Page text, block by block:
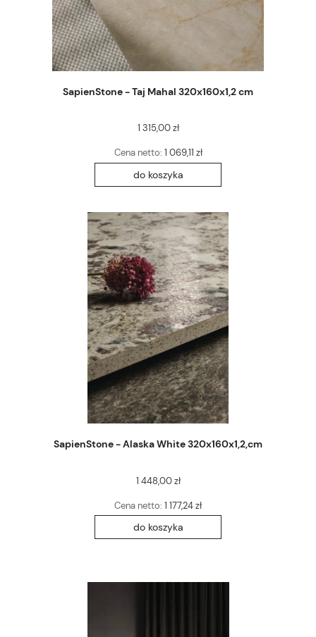
SapienStone - Taj Mahal 320x160x1,2 cm
1 315,00 zł
Cena netto: 1 069,11 zł
do koszyka
SapienStone - Alaska White 320x160x1,2,cm
1 448,00 zł
Cena netto: 1 177,24 zł
do koszyka